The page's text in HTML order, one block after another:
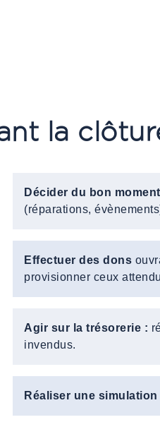
la
Décider du bon moment
(réparations,
Effectuer des dons
provisionner ceux
Agir sur la trésorerie :
invendus.
Réaliser une simulation